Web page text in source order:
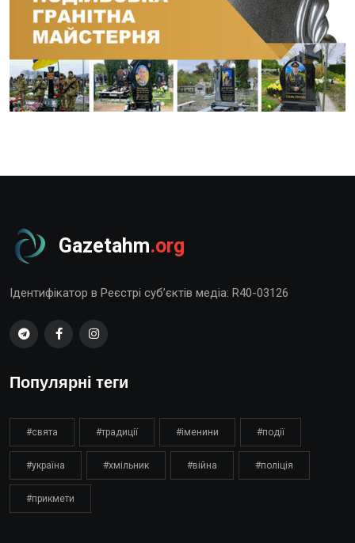
Gazetahm.org
Ідентифікатор в Реєстрі суб’єктів медіа: R40-03126
Популярні теги
#свята #традиції #іменини #події
#україна #хмільник #війна #поліція
#прикмети